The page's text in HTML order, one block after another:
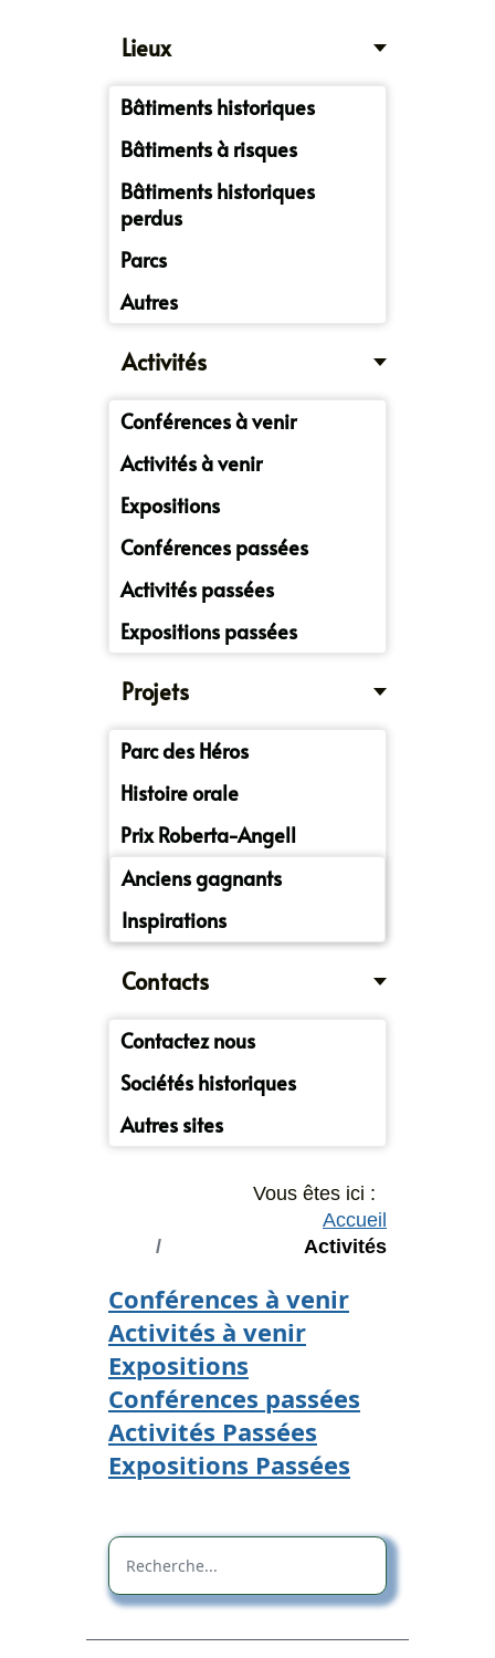
Lieux
Bâtiments historiques
Bâtiments à risques
Bâtiments historiques
perdus
Parcs
Autres
Activités
Conférences à venir
Activités à venir
Expositions
Conférences passées
Activités passées
Expositions passées
Projets
Parc des Héros
Histoire orale
Prix Roberta-Angell
Anciens gagnants
Inspirations
Contacts
Contactez nous
Sociétés historiques
Autres sites
Vous êtes ici :
Accueil
Activités
Conférences à venir
Activités à venir
Expositions
Conférences passées
Activités Passées
Expositions Passées